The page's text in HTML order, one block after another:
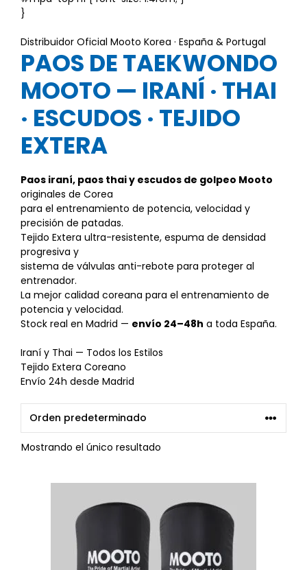
}
Distribuidor Oficial Mooto Korea · España & Portugal
PAOS DE TAEKWONDO
MOOTO — IRANÍ · THAI
· ESCUDOS · TEJIDO
EXTERA
Paos iraní, paos thai y escudos de golpeo Mooto
originales de Corea
para el entrenamiento de potencia, velocidad y
precisión de patadas.
Tejido Extera ultra-resistente, espuma de densidad
progresiva y
sistema de válvulas anti-rebote para proteger al
entrenador.
La mejor calidad coreana para el entrenamiento de
potencia y velocidad.
Stock real en Madrid — envío 24–48h a toda España.
Iraní y Thai — Todos los Estilos
Tejido Extera Coreano
Envío 24h desde Madrid
Mostrando el único resultado